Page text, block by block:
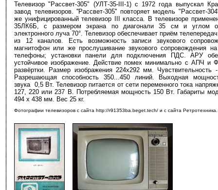
Телевизор "Рассвет-305" (УЛТ-35-III-1) с 1972 года выпускал
завод телевизоров. ''Рассвет-305'' повторяет модель "Рассвет-
же унифицированный телевизор III класса. В телевизоре
35ЛК6Б, с размером экрана по диагонали 35 см и углом
электронного луча 70°. Телевизор обеспечивает приём
из 12 каналов. Есть возможность записи звукового
магнитофон или же прослушивание звукового сопровождения
телефоны; установки панели для подключения ПДС. АРУ
устойчивое изображение. Действие помех минимально с АПЧ и
развёртки. Размер изображения 224х292 мм.
Разрешающая способность 350...450 линий. Выходная
звука 0,5 Вт. Телевизор питается от сети переменного тока
127, 220 или 237 В. Потребляемая мощность 150 Вт. Габариты
494 х 438 мм. Вес 25 кг.
Фотографии телевизоров с сайта http://r91353ba.beget.tech/ и с сайта Ретротехника.